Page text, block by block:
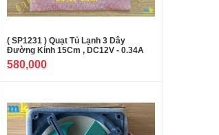
( SP1231 ) Quạt Tủ Lạnh 3 Dây
Đường Kính 15Cm , DC12V - 0.34A
580,000